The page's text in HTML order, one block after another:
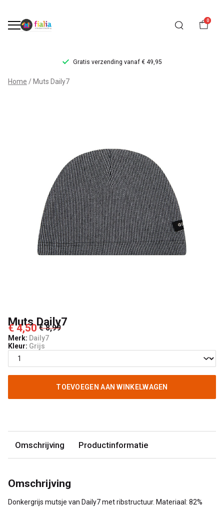
0
Gratis verzending vanaf € 49,95
Muts
Kinderkleding
Home Muts Daily7
Muts Daily7
€ 4,50 € 8,99
Merk: Daily7
Kleur: Grijs
TOEVOEGEN AAN WINKELWAGEN
Omschrijving Productinformatie
Omschrijving
Donkergrijs mutsje van Daily7 met ribstructuur. Materiaal: 82%